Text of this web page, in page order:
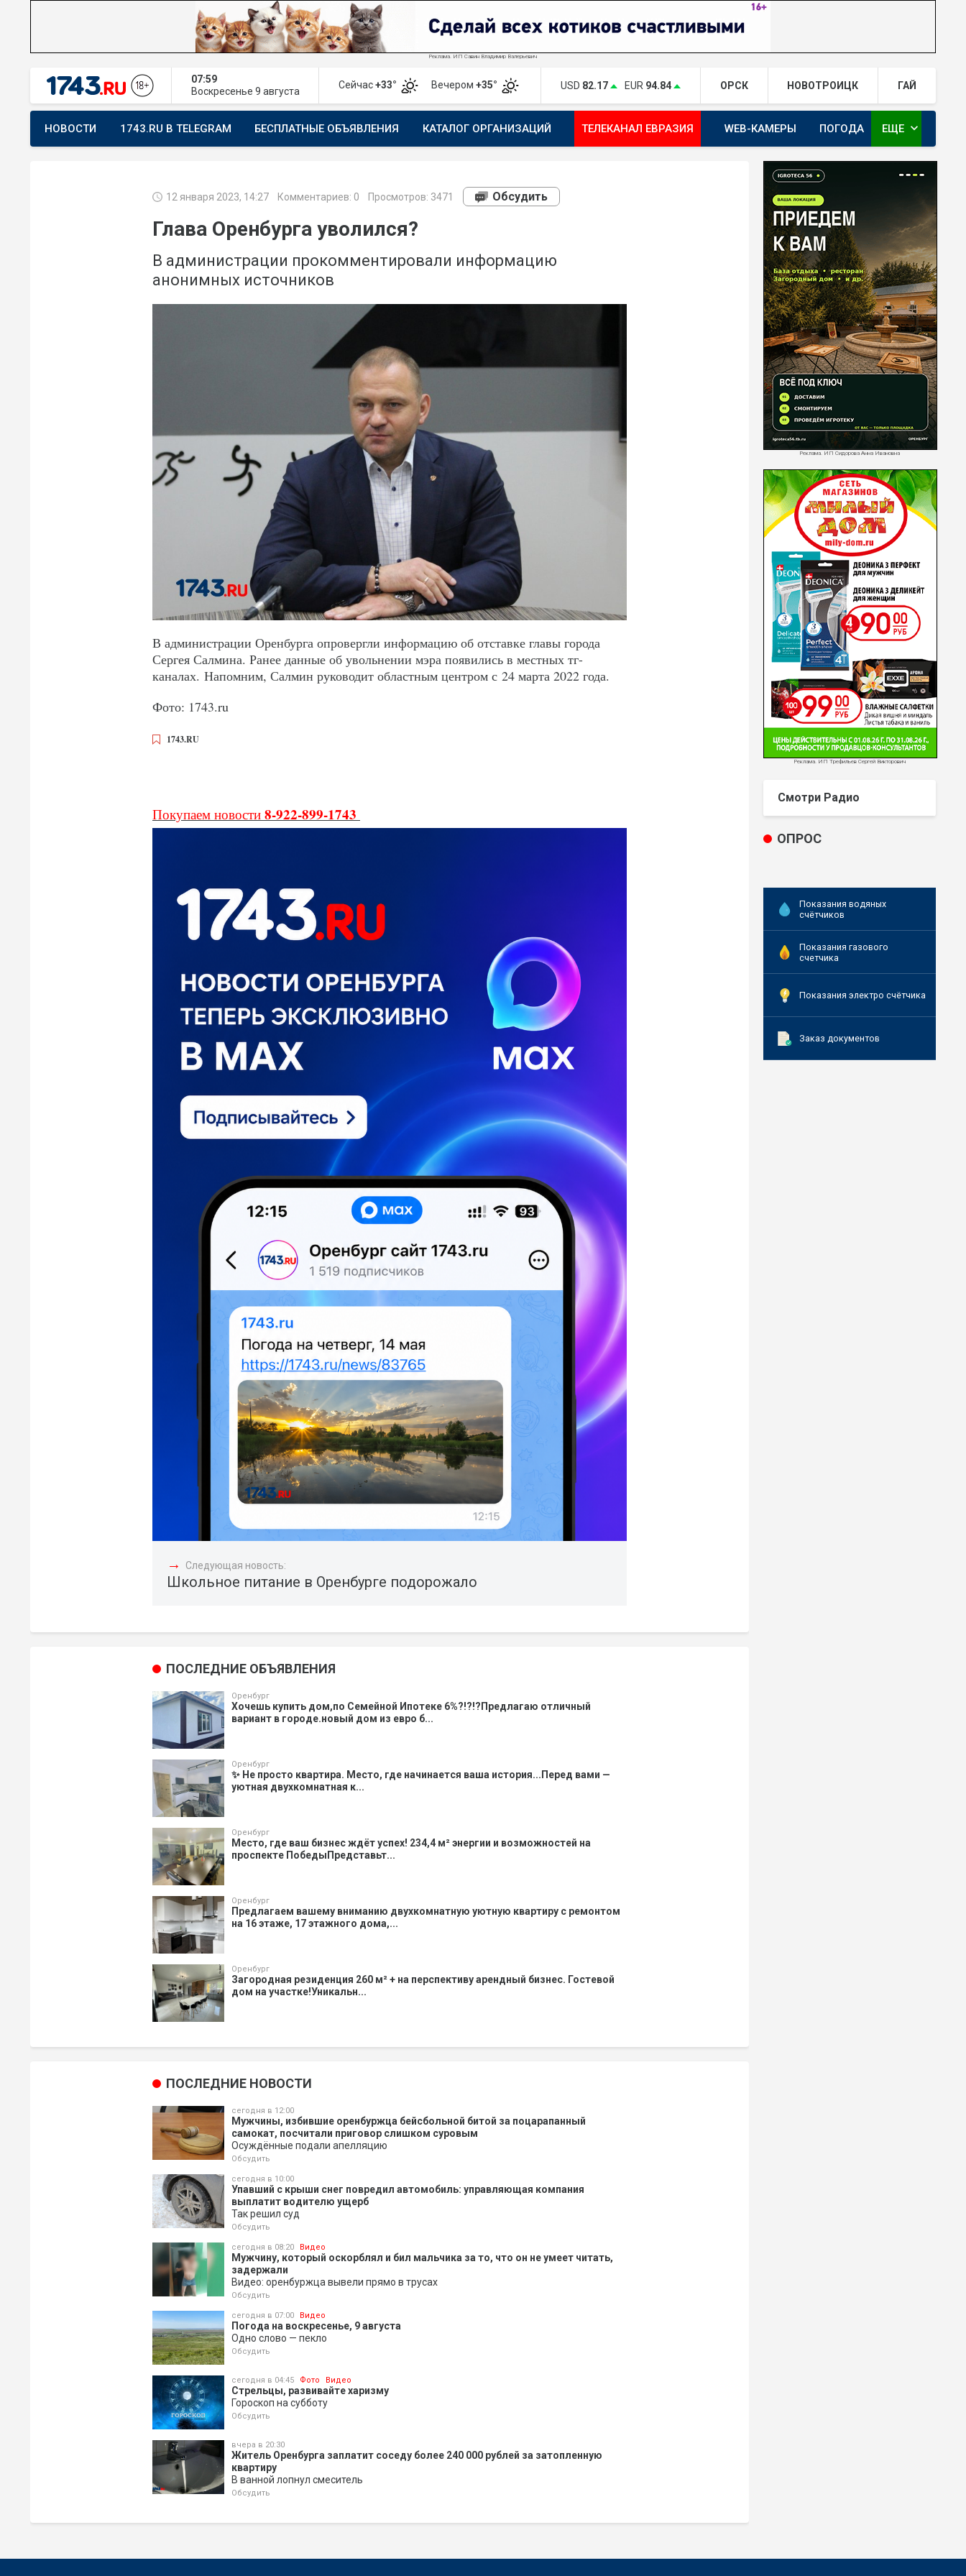
Реклама. ИП Савин Владимир Валерьевич
07:59
Воскресенье 9 августа
Сейчас+33° Вечером+35° USD 82.17 EUR 94.84 ОРСК НОВОТРОИЦК ГАЙ
НОВОСТИ 1743.RU В TELEGRAM БЕСПЛАТНЫЕ ОБЪЯВЛЕНИЯ КАТАЛОГ ОРГАНИЗАЦИЙ ТЕЛЕКАНАЛ ЕВРАЗИЯ WEB-КАМЕРЫ ПОГОДА
ОРЕНБУРГ - ГЕРОИ РЯДОМ С НАМИ
ЕЩЕ expand_more
12 января 2023, 14:27 Комментариев: 0 Просмотров: 3471 Обсудить
Глава Оренбурга уволился?
В администрации прокомментировали информацию
анонимных источников
В администрации Оренбурга опровергли информацию об отставке главы города
Сергея Салмина. Ранее данные об увольнении мэра появились в местных тг-
каналах. Напомним, Салмин руководит областным центром с 24 марта 2022 года.
Фото: 1743.ru
1743.RU
Покупаем новости 8-922-899-1743
→ Следующая новость:
Школьное питание в Оренбурге подорожало
ПОСЛЕДНИЕ ОБЪЯВЛЕНИЯ
Оренбург
Хочешь купить дом,по Семейной Ипотеке 6%?!?!?Предлагаю отличный
вариант в городе.новый дом из евро б...
Оренбург
✨ Не просто квартира. Место, где начинается ваша история...Перед вами —
уютная двухкомнатная к...
Оренбург
Место, где ваш бизнес ждёт успех! 234,4 м² энергии и возможностей на
проспекте ПобедыПредставьт...
Оренбург
Предлагаем вашему вниманию двухкомнатную уютную квартиру с ремонтом
на 16 этаже, 17 этажного дома,...
Оренбург
Загородная резиденция 260 м² + на перспективу арендный бизнес. Гостевой
дом на участке!Уникальн...
ПОСЛЕДНИЕ НОВОСТИ
сегодня в 12:00
Мужчины, избившие оренбуржца бейсбольной битой за поцарапанный
самокат, посчитали приговор слишком суровым
Осуждённые подали апелляцию
Обсудить
сегодня в 10:00
Упавший с крыши снег повредил автомобиль: управляющая компания
выплатит водителю ущерб
Так решил суд
Обсудить
сегодня в 08:20 Видео
Мужчину, который оскорблял и бил мальчика за то, что он не умеет читать,
задержали
Видео: оренбуржца вывели прямо в трусах
Обсудить
сегодня в 07:00 Видео
Погода на воскресенье, 9 августа
Одно слово — пекло
Обсудить
сегодня в 04:45 Фото Видео
Стрельцы, развивайте харизму
Гороскоп на субботу
Обсудить
вчера в 20:30
Житель Оренбурга заплатит соседу более 240 000 рублей за затопленную
квартиру
В ванной лопнул смеситель
Обсудить
Реклама. ИП Сидорова Анна Ивановна
Реклама. ИП Трефильев Сергей Викторович
Смотри Радио
ОПРОС
Показания водяных
счётчиков
Показания газового
счетчика
Показания электро счётчика
Заказ документов